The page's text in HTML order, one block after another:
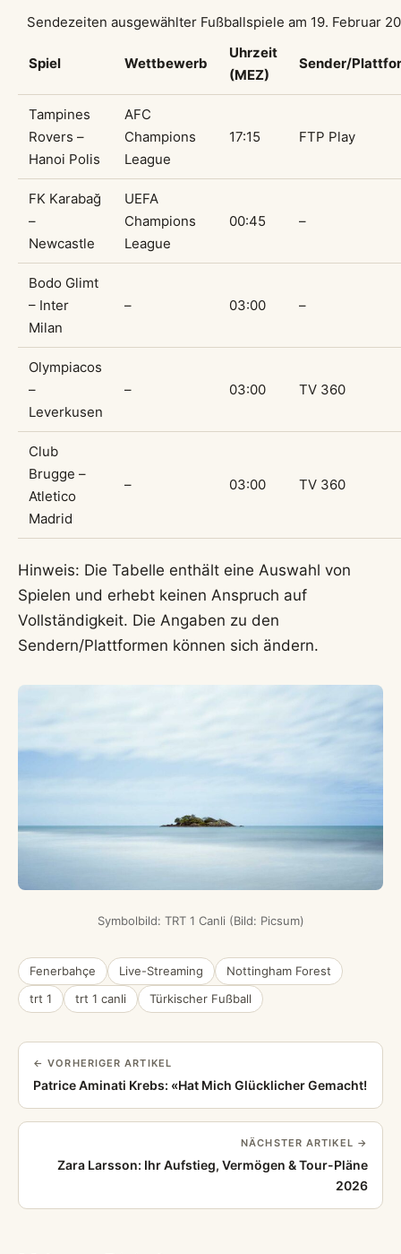
Sendezeiten ausgewählter Fußballspiele am 19. Februar
Spiel Wettbewerb
Uhrzeit
(MEZ)
Sender/
Tampines
Rovers –
Hanoi Polis
AFC
Champions
League
17:15 FTP Play
FK Karabağ
–
Newcastle
UEFA
Champions
League
00:45 –
Bodo Glimt
– Inter
Milan
– 03:00 –
Olympiacos
–
Leverkusen
– 03:00 TV 360
Club
Brugge –
Atletico
Madrid
– 03:00 TV 360
Hinweis: Die Tabelle enthält eine Auswahl von
Spielen und erhebt keinen Anspruch auf
Vollständigkeit. Die Angaben zu den
Sendern/Plattformen können sich ändern.
Symbolbild: TRT 1 Canli (Bild: Picsum)
Fenerbahçe Live-Streaming
Nottingham Forest
trt 1
trt 1 canli Türkischer Fußball
← VORHERIGER ARTIKEL
Patrice Aminati Krebs: «Hat Mich Glücklicher Gemacht!
NÄCHSTER ARTIKEL →
Zara Larsson: Ihr Aufstieg, Vermögen & Tour-Pläne
2026